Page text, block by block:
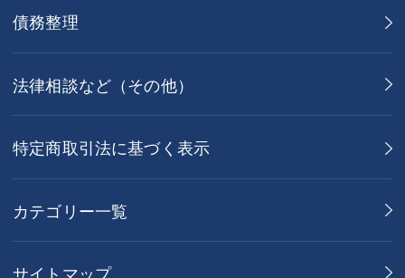
債務整理
法律相談など（その他）
特定商取引法に基づく表示
カテゴリー一覧
サイトマップ